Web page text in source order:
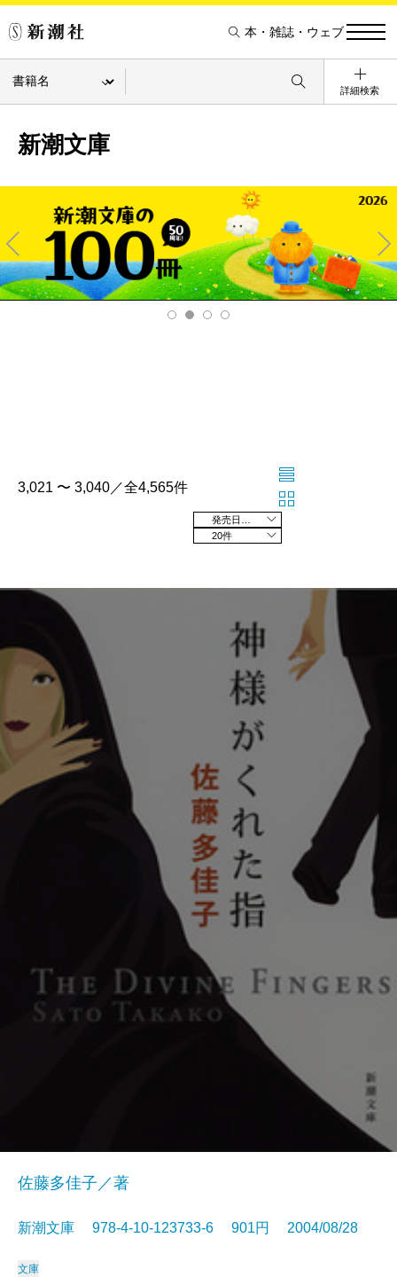
本・雑誌・ウェブ
詳細検索
新潮文庫
Pre
v
Ne
xt
3,021 〜 3,040／全4,565件
20件
佐藤多佳子／著
新潮文庫 978-4-10-123733-6 901円 2004/08/28
文庫